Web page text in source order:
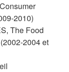
2010)
The Food
2004 et